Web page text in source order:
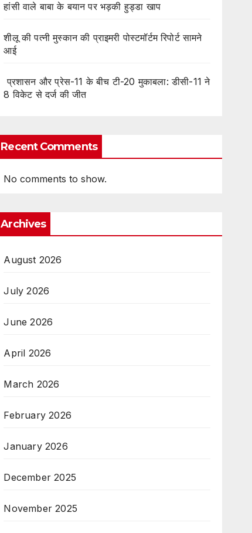
हांसी वाले बाबा के बयान पर भड़की हुड्डा खाप
शीलू की पत्नी मुस्कान की प्राइमरी पोस्टमॉर्टम रिपोर्ट सामने
आई
प्रशासन और प्रेस-11 के बीच टी-20 मुकाबला: डीसी-11 ने
8 विकेट से दर्ज की जीत
Recent Comments
No comments to show.
Archives
August 2026
July 2026
June 2026
April 2026
March 2026
February 2026
January 2026
December 2025
November 2025